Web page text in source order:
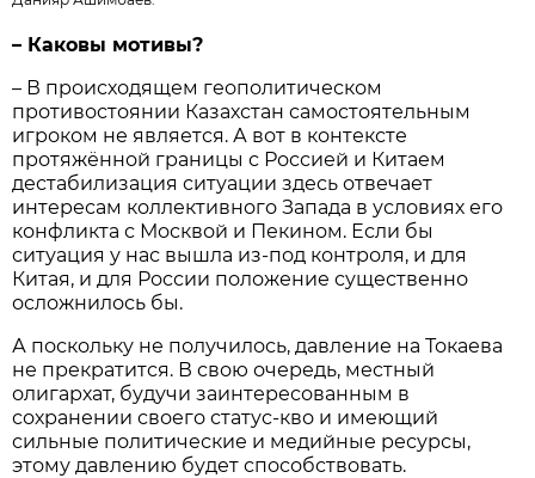
– Каковы мотивы?
– В происходящем геополитическом
противостоянии Казахстан самостоятельным
игроком не является. А вот в контексте
протяжённой границы с Россией и Китаем
дестабилизация ситуации здесь отвечает
интересам коллективного Запада в условиях его
конфликта с Москвой и Пекином. Если бы
ситуация у нас вышла из-под контроля, и для
Китая, и для России положение существенно
осложнилось бы.
А поскольку не получилось, давление на Токаева
не прекратится. В свою очередь, местный
олигархат, будучи заинтересованным в
сохранении своего статус-кво и имеющий
сильные политические и медийные ресурсы,
этому давлению будет способствовать.